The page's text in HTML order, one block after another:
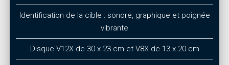
Identification de la cible : sonore, graphique et poignée
vibrante
Disque V12X de 30 x 23 cm et V8X de 13 x 20 cm